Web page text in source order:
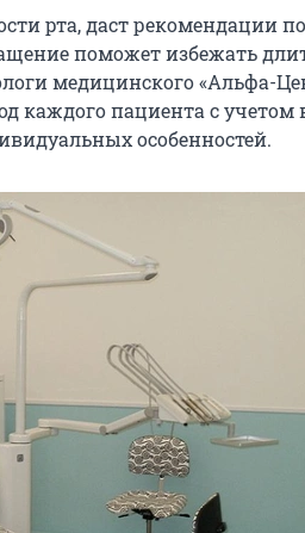
рта, даст рекомендации
поможет избежать
медицинского «Альфа-
каждого пациента с учетом
особенностей.